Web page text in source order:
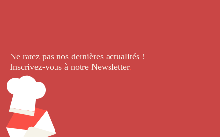
Ne ratez pas nos dernières actualités !
Inscrivez-vous à notre Newsletter.